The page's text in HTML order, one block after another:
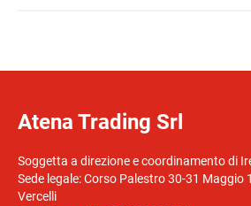
Atena Trading Srl
Soggetta a direzione e coordinamento di
Sede legale: Corso Palestro 30-31 Maggio
Vercelli